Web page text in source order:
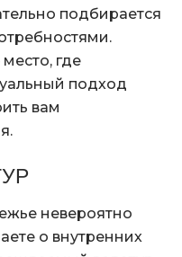
подбирается
где
подход
вам
невероятно
о внутренних